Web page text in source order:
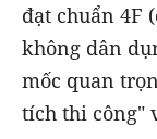
đạt chuẩn 4F
không dân
mốc quan
tích thi công"